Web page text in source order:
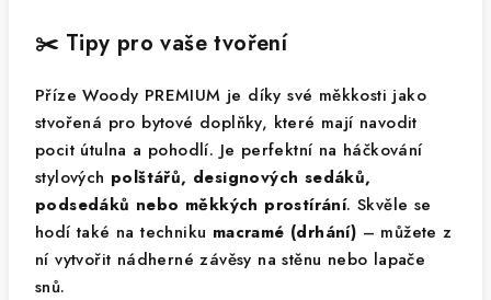
✂️ Tipy pro vaše tvoření
Příze Woody PREMIUM je díky své měkkosti jako
stvořená pro bytové doplňky, které mají navodit
pocit útulna a pohodlí. Je perfektní na háčkování
stylových polštářů, designových sedáků,
podsedáků nebo měkkých prostírání. Skvěle se
hodí také na techniku macramé (drhání) – můžete z
ní vytvořit nádherné závěsy na stěnu nebo lapače
snů.